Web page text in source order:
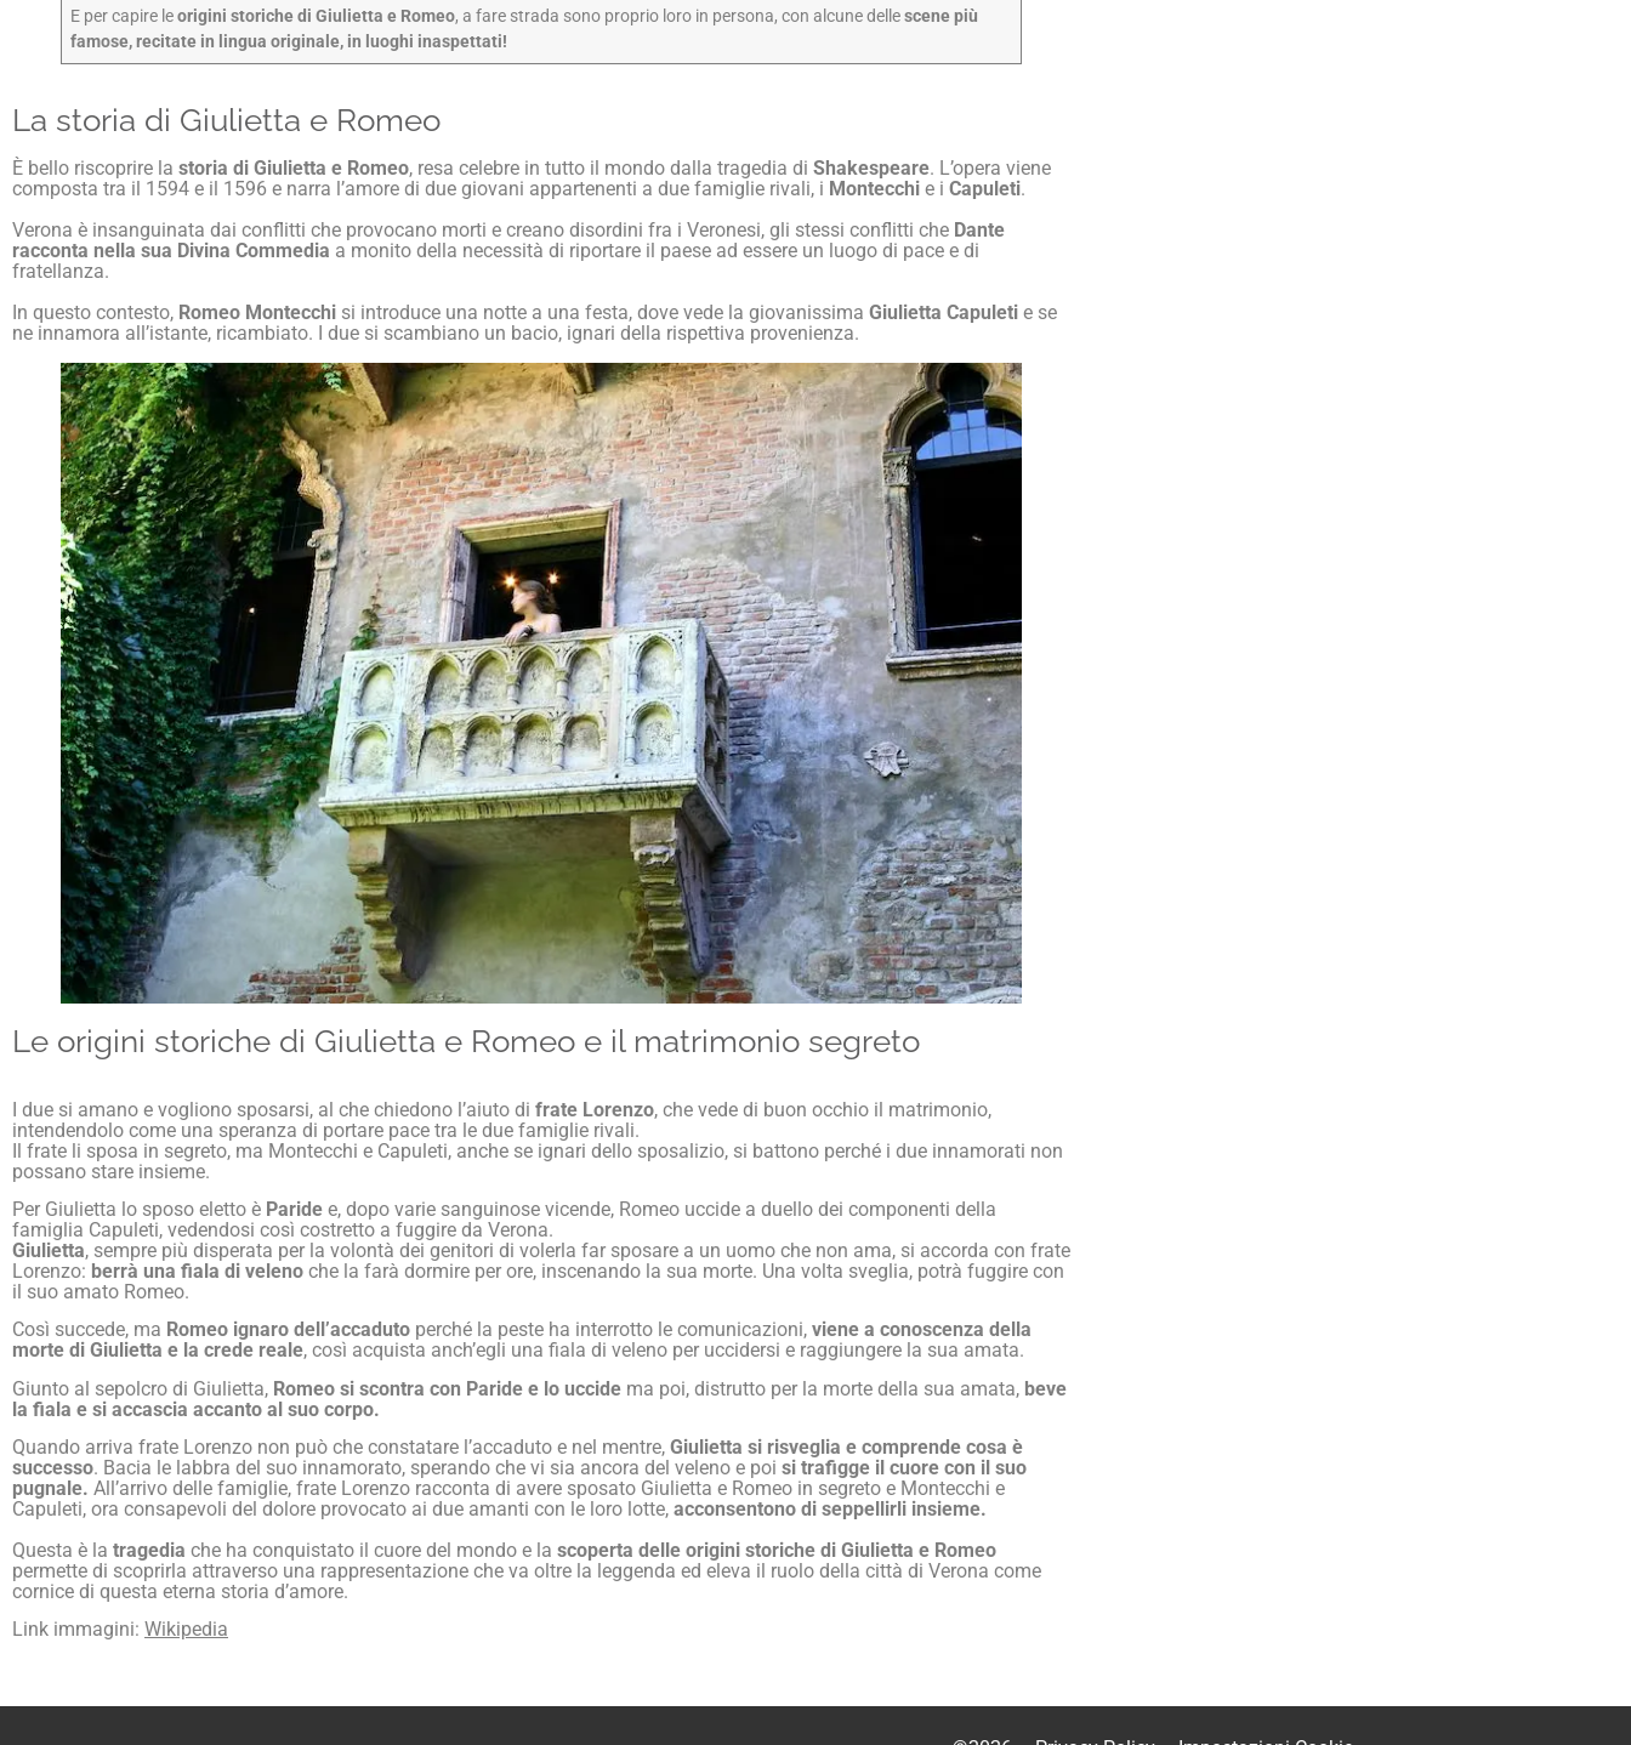
E per capire leorigini storiche di Giulietta e Romeo, a fare strada sono proprio loro in persona, con alcune dellescene più
famose, recitate in lingua originale, in luoghi inaspettati!
La storia di Giulietta e Romeo
È bello riscoprire la storia di Giulietta e Romeo, resa celebre in tutto il mondo dalla tragedia di Shakespeare. L’opera viene
composta tra il 1594 e il 1596 e narra l’amore di due giovani appartenenti a due famiglie rivali, i Montecchi e i Capuleti.
Verona è insanguinata dai conflitti che provocano morti e creano disordini fra i Veronesi, gli stessi conflitti che Dante
racconta nella sua Divina Commedia a monito della necessità di riportare il paese ad essere un luogo di pace e di
fratellanza.
In questo contesto, Romeo Montecchi si introduce una notte a una festa, dove vede la giovanissima Giulietta Capuleti e se
ne innamora all’istante, ricambiato. I due si scambiano un bacio, ignari della rispettiva provenienza.
Le origini storiche di Giulietta e Romeo e il matrimonio segreto
I due si amano e vogliono sposarsi, al che chiedono l’aiuto di frate Lorenzo, che vede di buon occhio il matrimonio,
intendendolo come una speranza di portare pace tra le due famiglie rivali.
Il frate li sposa in segreto, ma Montecchi e Capuleti, anche se ignari dello sposalizio, si battono perché i due innamorati non
possano stare insieme.
Per Giulietta lo sposo eletto è Paride e, dopo varie sanguinose vicende, Romeo uccide a duello dei componenti della
famiglia Capuleti, vedendosi così costretto a fuggire da Verona.
Giulietta, sempre più disperata per la volontà dei genitori di volerla far sposare a un uomo che non ama, si accorda con frate
Lorenzo: berrà una fiala di veleno che la farà dormire per ore, inscenando la sua morte. Una volta sveglia, potrà fuggire con
il suo amato Romeo.
Così succede, ma Romeo ignaro dell’accaduto perché la peste ha interrotto le comunicazioni, viene a conoscenza della
morte di Giulietta e la crede reale, così acquista anch’egli una fiala di veleno per uccidersi e raggiungere la sua amata.
Giunto al sepolcro di Giulietta, Romeo si scontra con Paride e lo uccide ma poi, distrutto per la morte della sua amata, beve
la fiala e si accascia accanto al suo corpo.
Quando arriva frate Lorenzo non può che constatare l’accaduto e nel mentre, Giulietta si risveglia e comprende cosa è
successo. Bacia le labbra del suo innamorato, sperando che vi sia ancora del veleno e poi si trafigge il cuore con il suo
pugnale. All’arrivo delle famiglie, frate Lorenzo racconta di avere sposato Giulietta e Romeo in segreto e Montecchi e
Capuleti, ora consapevoli del dolore provocato ai due amanti con le loro lotte, acconsentono di seppellirli insieme.
Questa è la tragedia che ha conquistato il cuore del mondo e la scoperta delle origini storiche di Giulietta e Romeo
permette di scoprirla attraverso una rappresentazione che va oltre la leggenda ed eleva il ruolo della città di Verona come
cornice di questa eterna storia d’amore.
Link immagini: Wikipedia